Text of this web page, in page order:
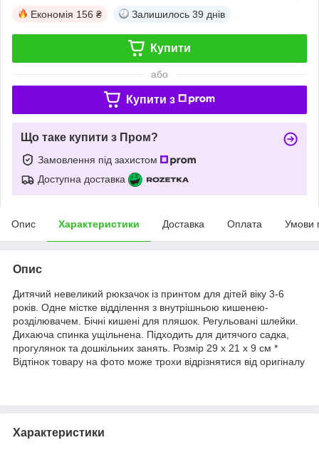
Економія 156 ₴ Залишилось 39 днів
Купити
або
Купити з
Що таке купити з Пром?
Замовлення під захистом
Доступна доставка
Опис Характеристики Доставка Оплата Умови
Опис
Дитячий невеликий рюкзачок із принтом для дітей віку 3-6
років. Одне містке відділення з внутрішньою кишенею-
розділювачем. Бічні кишені для пляшок. Регульовані шлейки.
Дихаюча спинка ущільнена. Підходить для дитячого садка,
прогулянок та дошкільних занять. Розмір 29 х 21 х 9 см *
Відтінок товару на фото може трохи відрізнятися від оригіналу
Характеристики